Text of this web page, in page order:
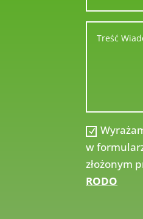
w
złożonym
RODO